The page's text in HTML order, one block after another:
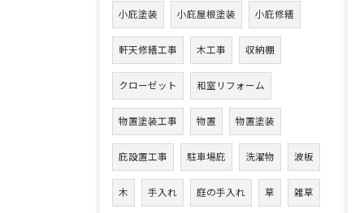
小庇塗装 小庇屋根塗装 小庇修繕
軒天修繕工事 木工事 収納棚
クローゼット 和室リフォーム
物置塗装工事 物置 物置塗装
庇設置工事 駐車場庇 洗濯物 波板
木 手入れ 庭の手入れ 草 雑草